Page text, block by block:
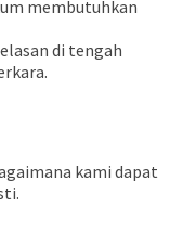
membutuhkan
di tengah
kami dapat